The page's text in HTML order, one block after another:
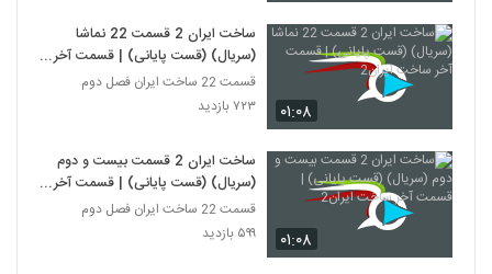
۰۱:۰۸
ساخت ایران 2 قسمت 22 نماشا
(سریال) (قست پایانی) | قسمت آخر
ساخت ایران2
قسمت 22 ساخت ایران فصل دوم
۷۲۳ بازدید
۰۱:۰۸
ساخت ایران 2 قسمت بیست و دوم
(سریال) (قست پایانی) | قسمت آخر
ساخت ایران2
قسمت 22 ساخت ایران فصل دوم
۵۹۹ بازدید